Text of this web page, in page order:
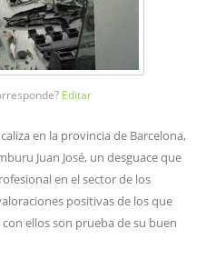
Editar
en la provincia de Barcelona,
Juan José, un desguace que
en el sector de los
positivas de los que
ellos son prueba de su buen